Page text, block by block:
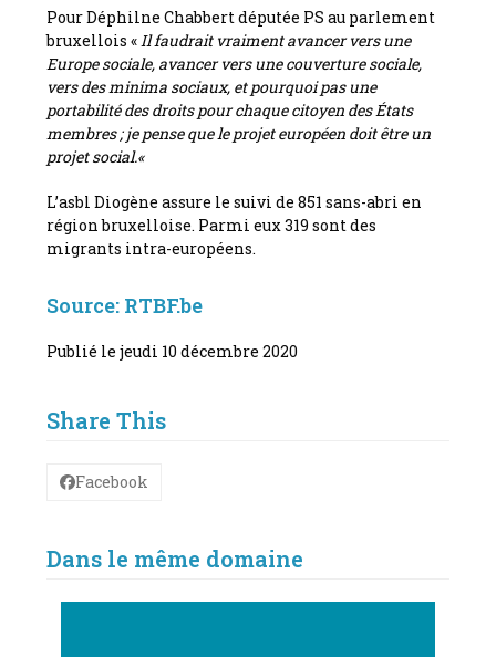
Pour Déphilne Chabbert députée PS au parlement
bruxellois «Il faudrait vraiment avancer vers une
Europe sociale, avancer vers une couverture sociale,
vers des minima sociaux, et pourquoi pas une
portabilité des droits pour chaque citoyen des États
membres ; je pense que le projet européen doit être un
projet social.«
L’asbl Diogène assure le suivi de 851 sans-abri en
région bruxelloise. Parmi eux 319 sont des
migrants intra-européens.
Source: RTBF.be
Publié le jeudi 10 décembre 2020
Share This
Facebook
Dans le même domaine